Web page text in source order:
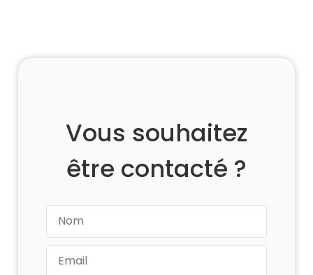
Vous souhaitez
être contacté ?